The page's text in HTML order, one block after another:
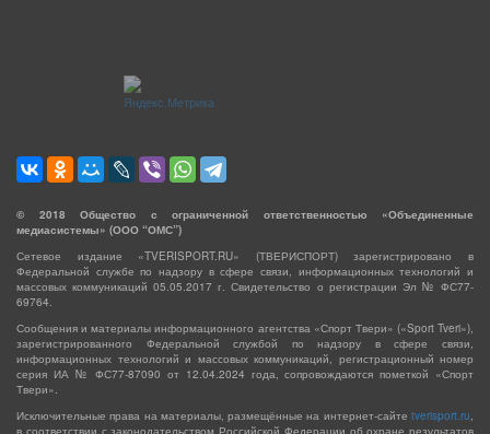
© 2018 Общество с ограниченной ответственностью «Объединенные
медиасистемы» (ООО “ОМС”)
Сетевое издание «TVERISPORT.RU» (ТВЕРИСПОРТ) зарегистрировано в
Федеральной службе по надзору в сфере связи, информационных технологий и
массовых коммуникаций 05.05.2017 г. Свидетельство о регистрации Эл № ФС77-
69764.
Сообщения и материалы информационного агентства «Спорт Твери» («Sport Tveri»),
зарегистрированного Федеральной службой по надзору в сфере связи,
информационных технологий и массовых коммуникаций, регистрационный номер
серия ИА № ФС77-87090 от 12.04.2024 года, сопровождаются пометкой «Спорт
Твери».
Исключительные права на материалы, размещённые на интернет-сайте tverisport.ru,
в соответствии с законодательством Российской Федерации об охране результатов